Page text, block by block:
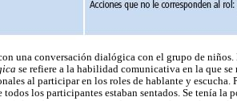
una conversación dialógica con el grupo de
se refiere a la habilidad comunicativa en la que
al participar en los roles de hablante y escucha.
los participantes estaban sentados. Se tenía la